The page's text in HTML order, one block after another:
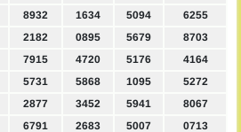
8932 1634 5094
6255
2182 0895 5679
8703
7915 4720 5176
4164
5731 5868 1095
5272
2877 3452 5941
8067
6791 2683 5007 0713